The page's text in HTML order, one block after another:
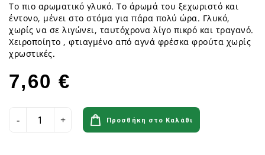
Το πιο αρω­μα­τικό γλυκό. Το άρωμά του ξεχω­ρι­στό και
έντονο, μένει στο στόμα για πάρα πολύ ώρα. Γλυκό,
χωρίς να σε λιγώ­νει, ταυ­τό­χρονα λίγο πικρό και τραγανό.
Χειροποίητο , φτιαγμένο από αγνά φρέσκα φρούτα χωρίς
χρωστικές.
7,60 €
Προσθήκη στο Καλάθι